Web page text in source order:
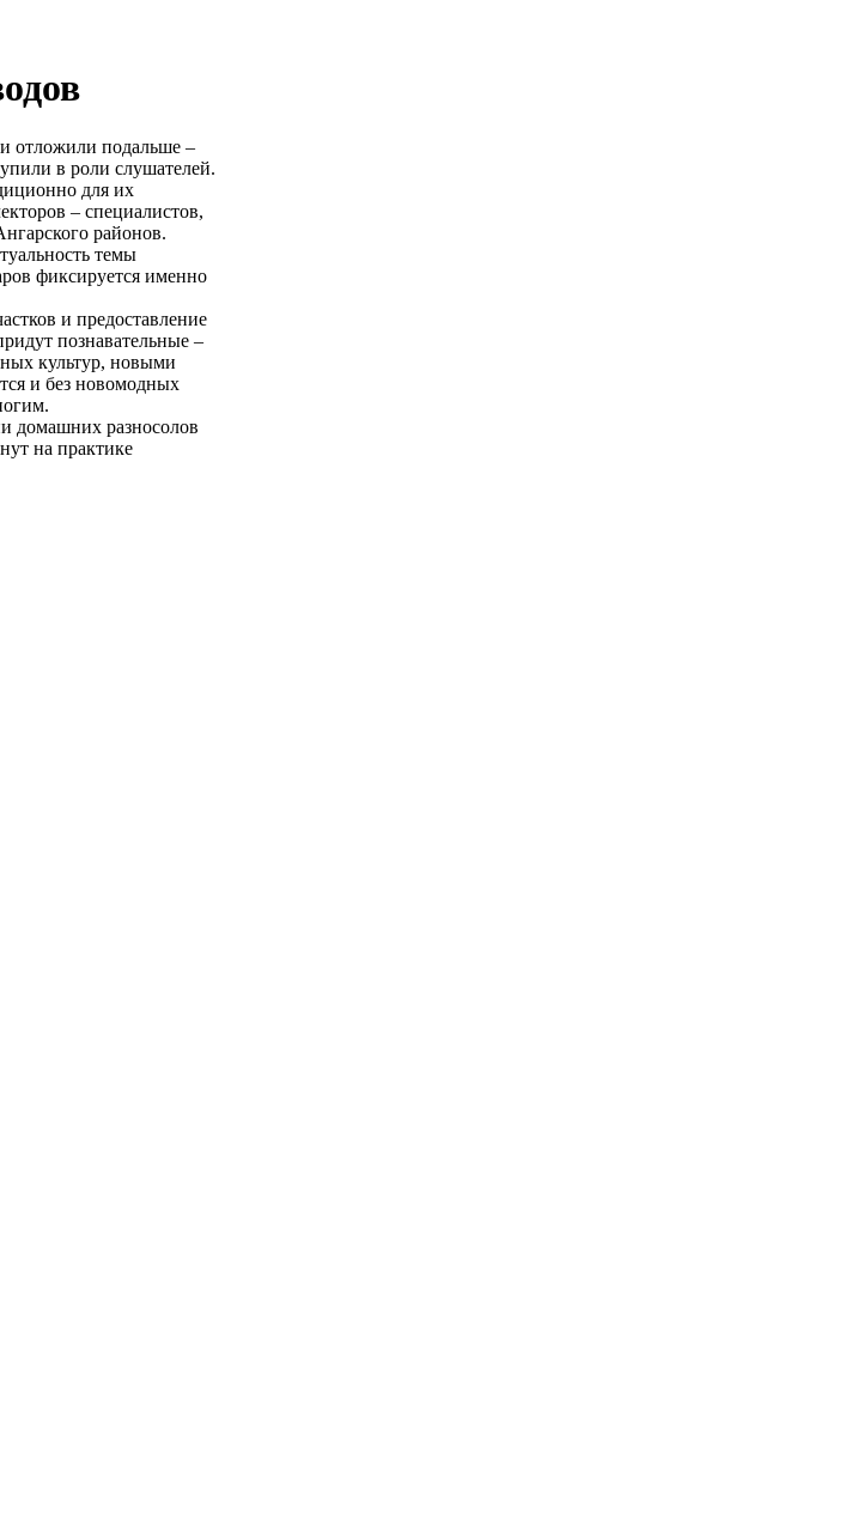
отложили подальше –
в роли слушателей.
для их
– специалистов,
районов.
темы
фиксируется именно
и предоставление
познавательные –
культур, новыми
и без новомодных
домашних разносолов
на практике